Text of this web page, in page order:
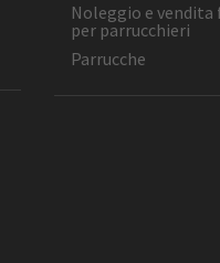
Noleggio e
per parrucchieri
Parrucche